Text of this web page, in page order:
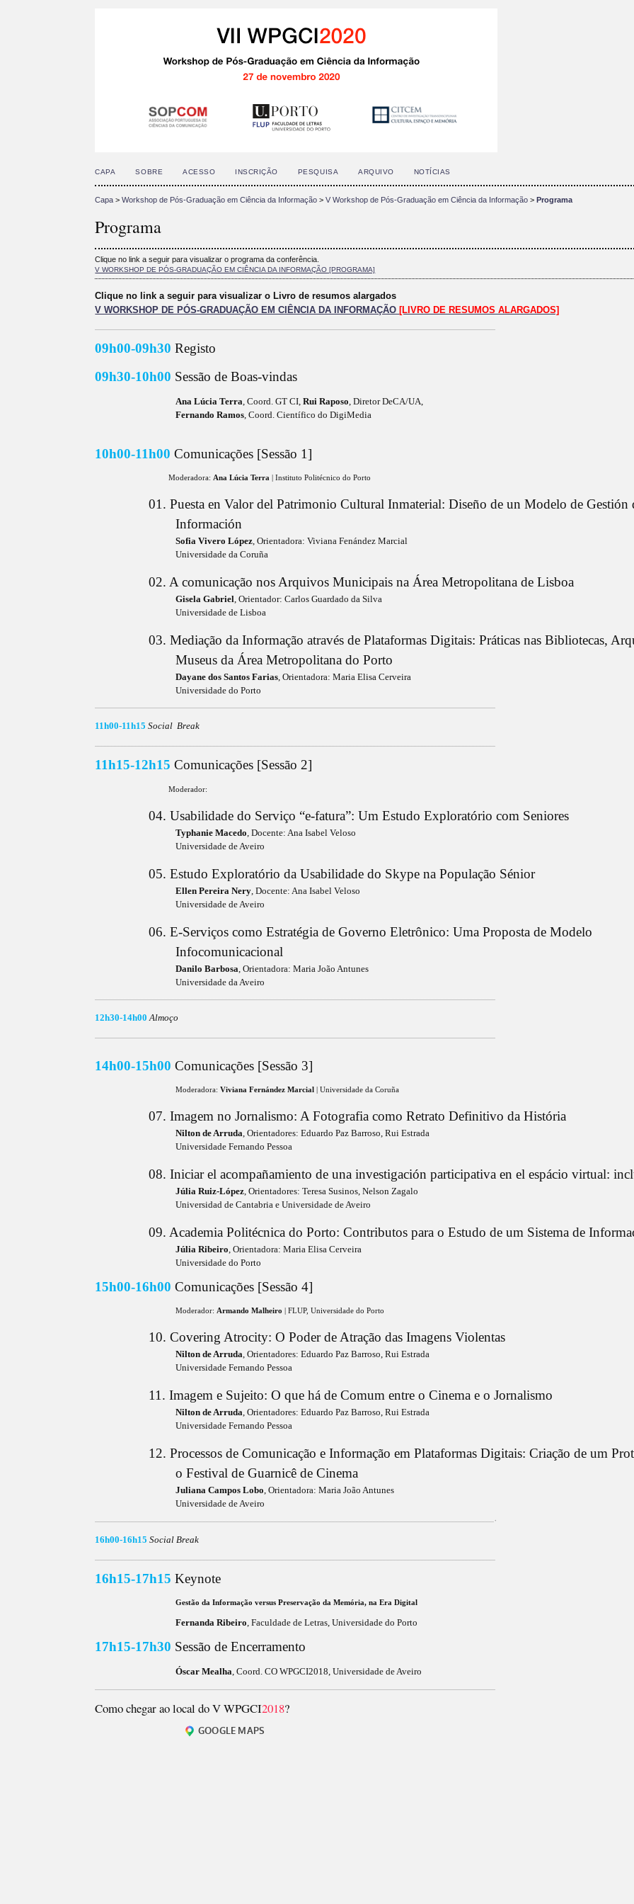
CAPA SOBRE ACESSO INSCRIÇÃO PESQUISA ARQUIVO NOTÍCIAS
Capa >Workshop de Pós-Graduação em Ciência da Informação >V Workshop de Pós-Graduação em Ciência da Informação >Programa
Programa
Clique no link a seguir para visualizar o programa da conferência.
V WORKSHOP DE PÓS-GRADUAÇÃO EM CIÊNCIA DA INFORMAÇÃO [PROGRAMA]
Clique no link a seguir para visualizar o Livro de resumos alargados
V WORKSHOP DE PÓS-GRADUAÇÃO EM CIÊNCIA DA INFORMAÇÃO [LIVRO DE RESUMOS ALARGADOS]
09h00-09h30 Registo
09h30-10h00 Sessão de Boas-vindas
Ana Lúcia Terra , Coord. GT CI, Rui Raposo , Diretor DeCA/UA,
Fernando Ramos, Coord. Científico do DigiMedia
10h00-11h00 Comunicações [Sessão 1]
Moderadora: Ana Lúcia Terra | Instituto Politécnico do Porto
01. Puesta en Valor del Patrimonio Cultural Inmaterial: Diseño de un Modelo de Gestión
Información
Sofia Vivero López, Orientadora: Viviana Fenández Marcial
Universidade da Coruña
02. A comunicação nos Arquivos Municipais na Área Metropolitana de Lisboa
Gisela Gabriel, Orientador: Carlos Guardado da Silva
Universidade de Lisboa
03. Mediação da Informação através de Plataformas Digitais: Práticas nas Bibliotecas,
Museus da Área Metropolitana do Porto
Dayane dos Santos Farias, Orientadora: Maria Elisa Cerveira
Universidade do Porto
11h00-11h15Social Break
11h15-12h15 Comunicações [Sessão 2]
Moderador:
04. Usabilidade do Serviço “e-fatura”: Um Estudo Exploratório com Seniores
Typhanie Macedo , Docente: Ana Isabel Veloso
Universidade de Aveiro
05. Estudo Exploratório da Usabilidade do Skype na População Sénior
Ellen Pereira Nery, Docente: Ana Isabel Veloso
Universidade de Aveiro
06. E-Serviços como Estratégia de Governo Eletrônico: Uma Proposta de Modelo
Infocomunicacional
Danilo Barbosa , Orientadora: Maria João Antunes
Universidade da Aveiro
12h30-14h00Almoço
14h00-15h00Comunicações [Sessão 3]
Moderadora: Viviana Fernández Marcial| Universidade da Coruña
07. Imagem no Jornalismo: A Fotografia como Retrato Definitivo da História
Nilton de Arruda , Orientadores: Eduardo Paz Barroso, Rui Estrada
Universidade Fernando Pessoa
08. Iniciar el acompañamiento de una investigación participativa en el espácio virtual:
Júlia Ruiz-López, Orientadores: Teresa Susinos, Nelson Zagalo
Universidad de Cantabria e Universidade de Aveiro
09. Academia Politécnica do Porto: Contributos para o Estudo de um Sistema de
Júlia Ribeiro , Orientadora: Maria Elisa Cerveira
Universidade do Porto
15h00-16h00 Comunicações [Sessão 4]
Moderador: Armando Malheiro | FLUP, Universidade do Porto
10. Covering Atrocity: O Poder de Atração das Imagens Violentas
Nilton de Arruda, Orientadores: Eduardo Paz Barroso, Rui Estrada
Universidade Fernando Pessoa
11. Imagem e Sujeito: O que há de Comum entre o Cinema e o Jornalismo
Nilton de Arruda, Orientadores: Eduardo Paz Barroso, Rui Estrada
Universidade Fernando Pessoa
12. Processos de Comunicação e Informação em Plataformas Digitais: Criação de um
o Festival de Guarnicê de Cinema
Juliana Campos Lobo, Orientadora: Maria João Antunes
Universidade de Aveiro
__________________________________________________________________________________________________________________________________________________________________________________________________________________________________________________________________________________________ +
16h00-16h15 Social Break
16h15-17h15 Keynote
Gestão da Informação versus Preservação da Memória, na Era Digital
Fernanda Ribeiro, Faculdade de Letras, Universidade do Porto
17h15-17h30 Sessão de Encerramento
Óscar Mealha, Coord. CO WPGCI2018, Universidade de Aveiro
Como chegar ao local do V WPGCI2018?